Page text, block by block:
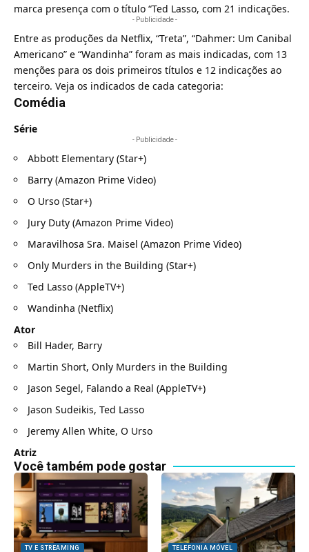
marca presença com o título “Ted Lasso, com 21 indicações.
- Publicidade -
Entre as produções da Netflix, “Treta”, “Dahmer: Um Canibal
Americano” e “Wandinha” foram as mais indicadas, com 13
menções para os dois primeiros títulos e 12 indicações ao
terceiro. Veja os indicados de cada categoria:
Comédia
Série
- Publicidade -
Abbott Elementary (Star+)
Barry (Amazon Prime Video)
O Urso (Star+)
Jury Duty (Amazon Prime Video)
Maravilhosa Sra. Maisel (Amazon Prime Video)
Only Murders in the Building (Star+)
Ted Lasso (AppleTV+)
Wandinha (Netflix)
Ator
Bill Hader, Barry
Martin Short, Only Murders in the Building
Jason Segel, Falando a Real (AppleTV+)
Jason Sudeikis, Ted Lasso
Jeremy Allen White, O Urso
Atriz
Você também pode gostar
TV E STREAMING TELEFONIA MÓVEL